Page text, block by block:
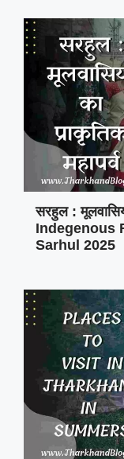
सरहुल :
Indegenous
Sarhul 2025